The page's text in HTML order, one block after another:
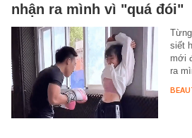
nhận ra mình vì "quá đói"
siết
mới
ra